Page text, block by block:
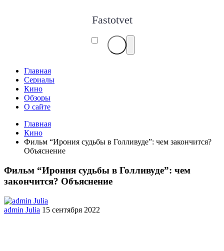
Fastotvet
Главная
Сериалы
Кино
Обзоры
О сайте
Главная
Кино
Фильм “Ирония судьбы в Голливуде”: чем закончится?
Объяснение
Фильм “Ирония судьбы в Голливуде”: чем
закончится? Объяснение
admin Julia 15 сентября 2022